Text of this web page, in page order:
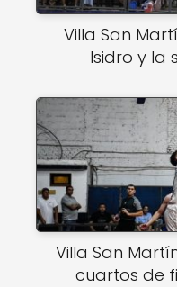
Villa San
Isidro y la
Villa San
cuartos de